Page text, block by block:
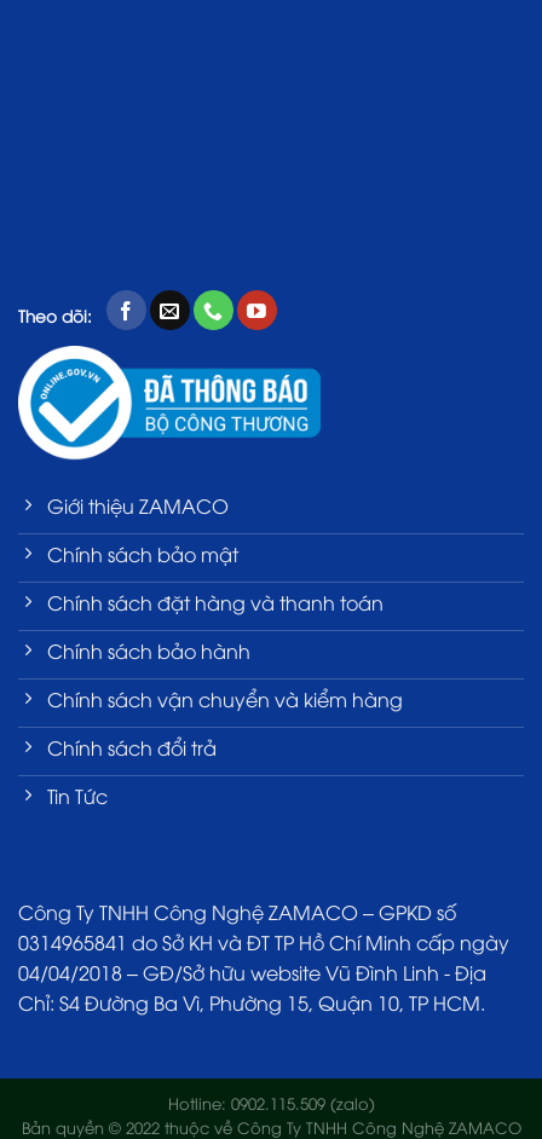
Theo dõi:
Giới thiệu ZAMACO
Chính sách bảo mật
Chính sách đặt hàng và thanh toán
Chính sách bảo hành
Chính sách vận chuyển và kiểm hàng
Chính sách đổi trả
Tin Tức
Công Ty TNHH Công Nghệ ZAMACO – GPKD số
0314965841 do Sở KH và ĐT TP Hồ Chí Minh cấp ngày
04/04/2018 – GĐ/Sở hữu website Vũ Đình Linh - Địa
Chỉ: S4 Đường Ba Vì, Phường 15, Quận 10, TP HCM.
Hotline: 0902.115.509 (zalo)
Bản quyền © 2022 thuộc về Công Ty TNHH Công Nghệ ZAMACO